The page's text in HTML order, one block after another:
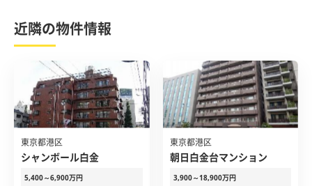
近隣の物件情報
東京都港区
シャンボール白金
5,400～6,900万円
東京都港区
朝日白金台マンション
3,900～18,900万円